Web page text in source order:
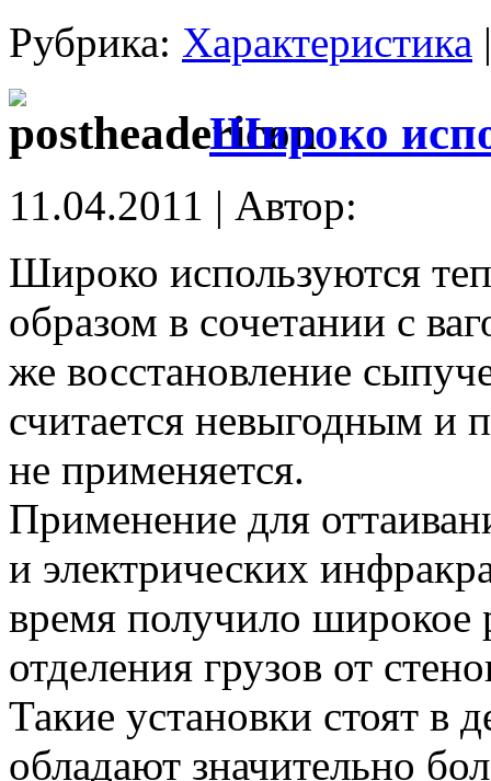
Рубрика: Характеристика
Широко
11.04.2011 | Автор:
Широко используются
образом в сочетании с
же восстановление
считается невыгодным и
не применяется.
Применение для
и электрических
время получило широкое
отделения грузов от
Такие установки стоят в
обладают значительно